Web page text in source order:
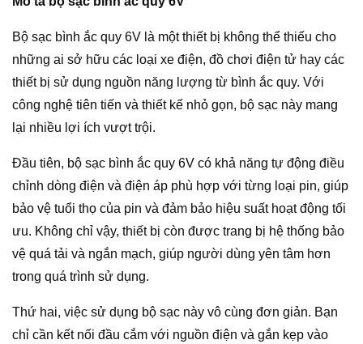
Bộ sạc bình ắc quy 6V là một thiết bị không thể thiếu cho
những ai sở hữu các loại xe điện, đồ chơi điện tử hay các
thiết bị sử dụng nguồn năng lượng từ bình ắc quy. Với
công nghệ tiên tiến và thiết kế nhỏ gọn, bộ sạc này mang
lại nhiều lợi ích vượt trội.
Đầu tiên, bộ sạc bình ắc quy 6V có khả năng tự động điều
chỉnh dòng điện và điện áp phù hợp với từng loại pin, giúp
bảo vệ tuổi thọ của pin và đảm bảo hiệu suất hoạt động tối
ưu. Không chỉ vậy, thiết bị còn được trang bị hệ thống bảo
vệ quá tải và ngắn mạch, giúp người dùng yên tâm hơn
trong quá trình sử dụng.
Thứ hai, việc sử dụng bộ sạc này vô cùng đơn giản. Bạn
chỉ cần kết nối đầu cắm với nguồn điện và gắn kẹp vào